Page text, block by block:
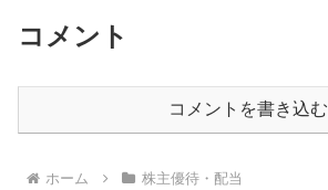
コメント
コメントを書き込む
ホーム 株主優待・配当